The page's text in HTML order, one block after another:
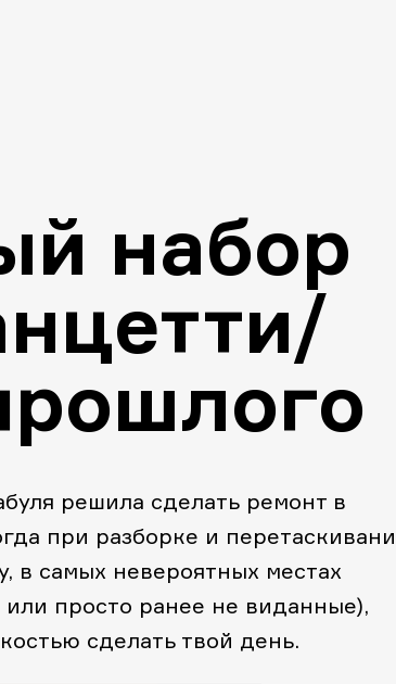
набор
решила сделать ремонт в
при разборке и
в самых невероятных местах
просто ранее не виданные),
сделать твой день.